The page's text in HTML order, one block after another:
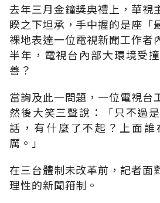
去年三月金鐘獎典禮上，華視
睽之下坦承，手中握的是座「
裸地表達一位電視新聞工作者
半年，電視台內部大環境受
善？
當詢及此一問題，一位電視台
然後大笑三聲說：「只不過
話，有什麼了不起？上面
厲。」
在三台體制未改革前，記者面
理性的新聞箝制。